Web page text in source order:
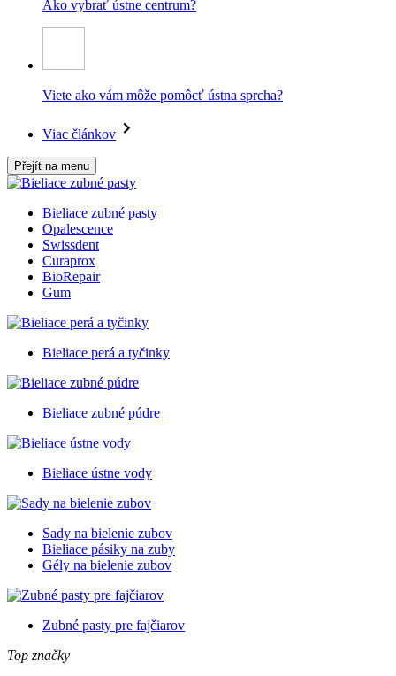
Ako vybrať ústne centrum?
Viete ako vám môže pomôcť ústna sprcha?
Viac článkov
Přejít na menu
Bieliace zubné pasty
Opalescence
Swissdent
Curaprox
BioRepair
Gum
Bieliace perá a tyčinky
Bieliace zubné púdre
Bieliace ústne vody
Sady na bielenie zubov
Bieliace pásiky na zuby
Gély na bielenie zubov
Zubné pasty pre fajčiarov
Top značky